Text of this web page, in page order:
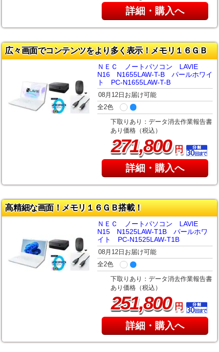
詳細・購入へ
広々画面でコンテンツをより多く表示！メモリ１６ＧＢ
ＮＥＣ ノートパソコン LAVIE
N16 N1655LAW-T-B パールホワイ
ト PC-N1655LAW-T-B
08月12日お届け可能
全2色
下取りあり：データ消去作業報告書
あり価格（税込）
271,800円
詳細・購入へ
高精細な画面！メモリ１６ＧＢ搭載！
ＮＥＣ ノートパソコン LAVIE
N15 N1525LAW-T1B パールホワ
イト PC-N1525LAW-T1B
08月12日お届け可能
全2色
下取りあり：データ消去作業報告書
あり価格（税込）
251,800円
詳細・購入へ